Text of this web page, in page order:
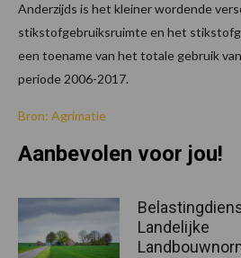
Anderzijds is het kleiner wordende
stikstofgebruiksruimte en het
een toename van het totale gebruik
periode 2006-2017.
Bron: Agrimatie
Aanbevolen voor jou!
Landelijke